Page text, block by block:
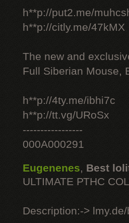
h**p://put2.me/
h**p://citly.me/47kMX
The new and
Full Siberian Mouse,
h**p://4ty.me/ibhi7c
h**p://tt.vg/URoSx
-----------------
000A000291
Eugenenes, Best
ULTIMATE РТНС
Description:->